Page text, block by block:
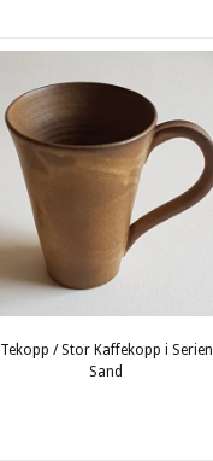
Tekopp / Stor Kaffekopp i Serien
Sand